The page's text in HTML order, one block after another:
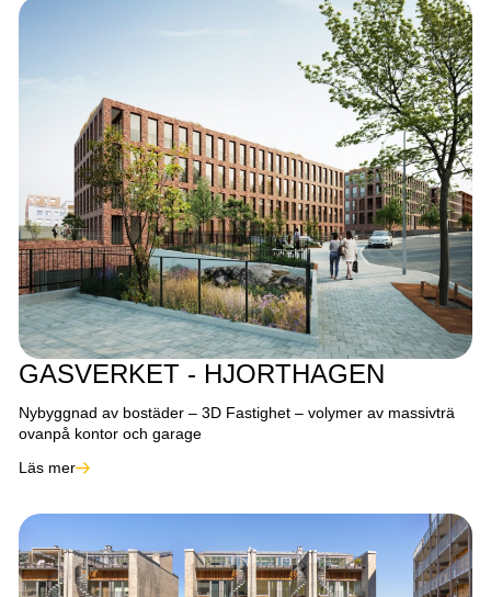
GASVERKET - HJORTHAGEN
Nybyggnad av bostäder – 3D Fastighet – volymer av massivträ
ovanpå kontor och garage
Läs mer